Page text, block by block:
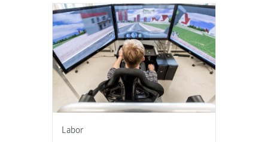
Labor